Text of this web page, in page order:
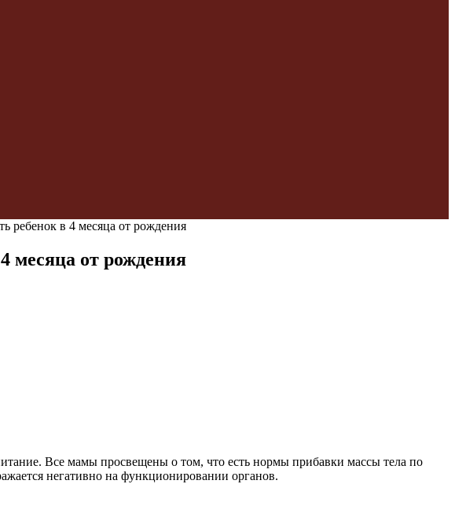
ребенок в 4 месяца от рождения
месяца от рождения
Все мамы просвещены о том, что есть нормы прибавки массы тела по
негативно на функционировании органов.